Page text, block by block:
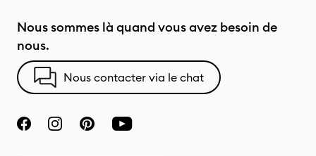
Nous sommes là quand vous avez besoin de
nous.
Nous contacter via le chat